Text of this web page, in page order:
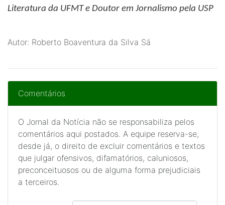
Literatura da UFMT e Doutor em Jornalismo pela USP
Autor: Roberto Boaventura da Silva Sá
Comentários
O Jornal da Notícia não se responsabiliza pelos
comentários aqui postados. A equipe reserva-se,
desde já, o direito de excluir comentários e textos
que julgar ofensivos, difamatórios, caluniosos,
preconceituosos ou de alguma forma prejudiciais
a terceiros.